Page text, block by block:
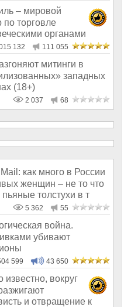
– мировой
по торговле
органами
132 111 055
митинги в
западных
(18+)
2 037 68
как много в России
женщин – не то что
толстухи в т
5 362 55
война.
убивают
599 43 650
известно, вокруг
и отвращение к